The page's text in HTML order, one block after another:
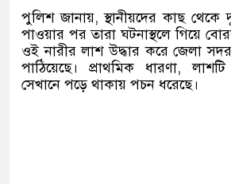
পুলিশ জানায়, স্থানীয়দের কাছ থেকে
পাওয়ার পর তারা ঘটনাস্থলে গিয়ে
ওই নারীর লাশ উদ্ধার করে জেলা সদর
পাঠিয়েছে। প্রাথমিক ধারণা,
সেখানে পড়ে থাকায় পচন ধরেছে।